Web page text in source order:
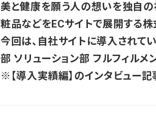
美と健康を願う人の想いを独自の
粧品などをECサイトで展開する株
今回は、自社サイトに導入されて
部 ソリューション部 フルフィルメ
※【導入実績編】のインタビュー